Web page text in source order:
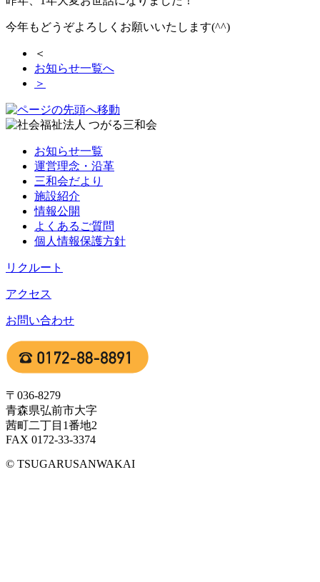
今年もどうぞよろしくお願いいたします(^^)
＜
お知らせ一覧へ
＞
お知らせ一覧
運営理念・沿革
三和会だより
施設紹介
情報公開
よくあるご質問
個人情報保護方針
リクルート
アクセス
お問い合わせ
〒036-8279
青森県弘前市大字
茜町二丁目1番地2
FAX 0172-33-3374
© TSUGARUSANWAKAI